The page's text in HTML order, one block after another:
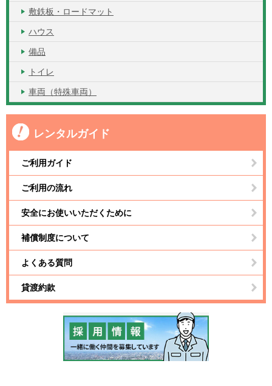
敷鉄板・ロードマット
ハウス
備品
トイレ
車両（特殊車両）
レンタルガイド
ご利用ガイド
ご利用の流れ
安全にお使いいただくために
補償制度について
よくある質問
貸渡約款